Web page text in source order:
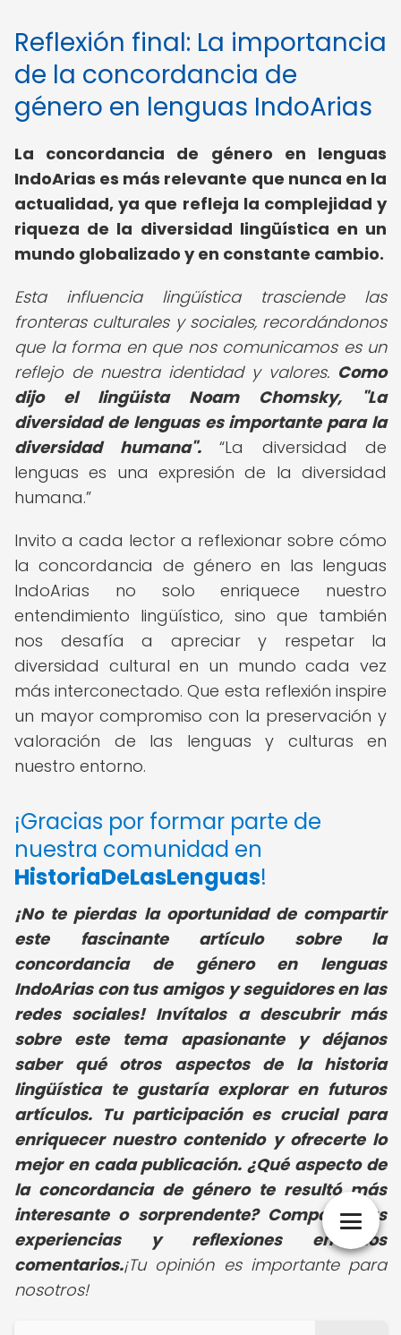
Reflexión final: La importancia
de la concordancia de
género en lenguas IndoArias
La concordancia de género en lenguas
IndoArias es más relevante que nunca en la
actualidad, ya que refleja la complejidad y
riqueza de la diversidad lingüística en un
mundo globalizado y en constante cambio.
Esta influencia lingüística trasciende las
fronteras culturales y sociales, recordándonos
que la forma en que nos comunicamos es un
reflejo de nuestra identidad y valores. Como
dijo el lingüista Noam Chomsky, "La
diversidad de lenguas es importante para la
diversidad humana".
La diversidad de
lenguas es una expresión de la diversidad
humana.
Invito a cada lector a reflexionar sobre cómo
la concordancia de género en las lenguas
IndoArias no solo enriquece nuestro
entendimiento lingüístico, sino que también
nos desafía a apreciar y respetar la
diversidad cultural en un mundo cada vez
más interconectado. Que esta reflexión inspire
un mayor compromiso con la preservación y
valoración de las lenguas y culturas en
nuestro entorno.
¡Gracias por formar parte de
nuestra comunidad en
HistoriaDeLasLenguas!
¡No te pierdas la oportunidad de compartir
este fascinante artículo sobre la
concordancia de género en lenguas
IndoArias con tus amigos y seguidores en las
redes sociales! Invítalos a descubrir más
sobre este tema apasionante y déjanos
saber qué otros aspectos de la historia
lingüística te gustaría explorar en futuros
artículos. Tu participación es crucial para
enriquecer nuestro contenido y ofrecerte lo
mejor en cada publicación. ¿Qué aspecto de
la concordancia de género te resultó más
interesante o sorprendente? Comparte tus
experiencias y reflexiones en los
comentarios.¡Tu opinión es importante para
nosotros!